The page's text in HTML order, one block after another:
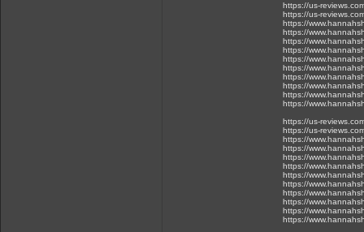
https://us-
https://us-
https://
https://
https://
https://
https://
https://
https://
https://
https://
https://
https://us-
https://us-
https://
https://
https://
https://
https://
https://
https://
https://
https://
https://